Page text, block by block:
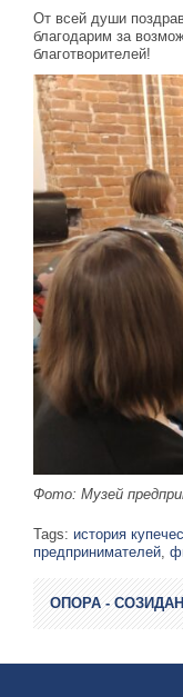
От всей души
благодарим за
благотворителей!
Фото: Музей
Tags: история
предпринимателей,
ОПОРА -